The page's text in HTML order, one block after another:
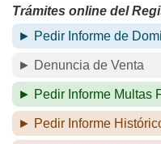
Trámites online del
► Pedir Informe de
► Denuncia de Venta
► Pedir Informe Multas
► Pedir Informe